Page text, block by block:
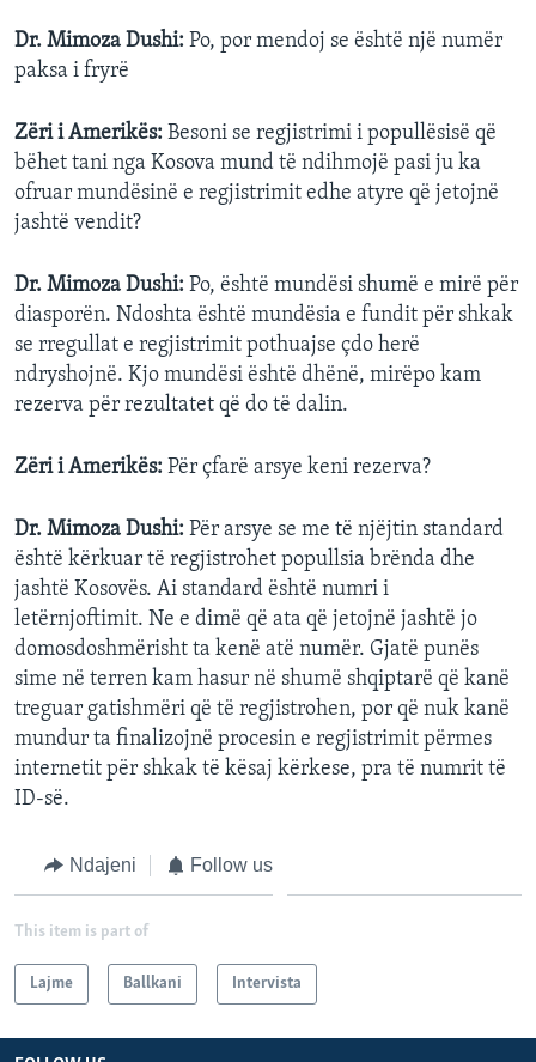
Dr. Mimoza Dushi: Po, por mendoj se është një numër
paksa i fryrë
Zëri i Amerikës: Besoni se regjistrimi i popullësisë që
bëhet tani nga Kosova mund të ndihmojë pasi ju ka
ofruar mundësinë e regjistrimit edhe atyre që jetojnë
jashtë vendit?
Dr. Mimoza Dushi: Po, është mundësi shumë e mirë për
diasporën. Ndoshta është mundësia e fundit për shkak
se rregullat e regjistrimit pothuajse çdo herë
ndryshojnë. Kjo mundësi është dhënë, mirëpo kam
rezerva për rezultatet që do të dalin.
Zëri i Amerikës: Për çfarë arsye keni rezerva?
Dr. Mimoza Dushi: Për arsye se me të njëjtin standard
është kërkuar të regjistrohet popullsia brënda dhe
jashtë Kosovës. Ai standard është numri i
letërnjoftimit. Ne e dimë që ata që jetojnë jashtë jo
domosdoshmërisht ta kenë atë numër. Gjatë punës
sime në terren kam hasur në shumë shqiptarë që kanë
treguar gatishmëri që të regjistrohen, por që nuk kanë
mundur ta finalizojnë procesin e regjistrimit përmes
internetit për shkak të kësaj kërkese, pra të numrit të
ID-së.
Ndajeni Follow us
This item is part of
Lajme Ballkani Intervista